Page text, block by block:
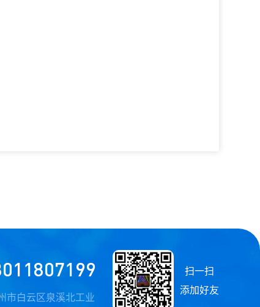
市白云区泉溪北工业
扫一扫
添加好友